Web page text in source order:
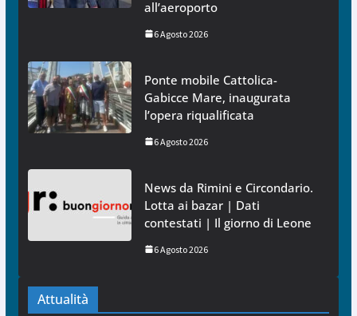
all’aeroporto
6 Agosto 2026
Ponte mobile Cattolica-
Gabicce Mare, inaugurata
l’opera riqualificata
6 Agosto 2026
News da Rimini e Circondario.
Lotta ai bazar | Dati
contestati | Il giorno di Leone
6 Agosto 2026
Attualità